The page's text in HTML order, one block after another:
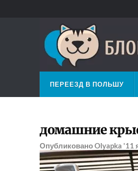
ПЕРЕЕЗД В ПОЛЬШУ
домашние
ОпубликованоOlyapka '11